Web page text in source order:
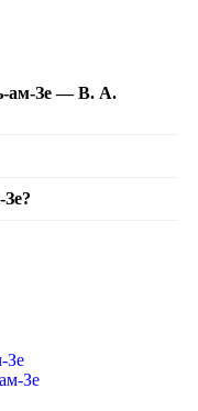
ам-Зе — В. А.
Зе
Зе